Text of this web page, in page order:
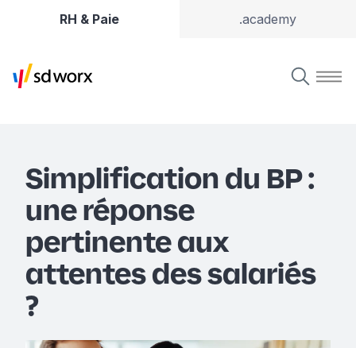
RH & Paie .academy
Simplification du BP :
une réponse
pertinente aux
attentes des salariés
?